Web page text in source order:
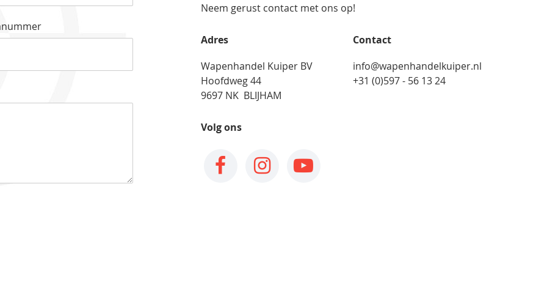
Neem gerust contact met ons op!
Adres
Wapenhandel Kuiper BV
Hoofdweg 44
9697 NK BLIJHAM
Contact
info@wapenhandelkuiper.nl
+31 (0)597 - 56 13 24
Volg ons